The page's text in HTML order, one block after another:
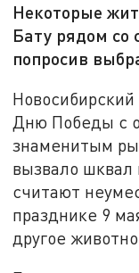
Некоторые
Бату рядом со
попросив
Дню Победы с
знаменитым
вызвало шквал
считают
празднике 9
другое